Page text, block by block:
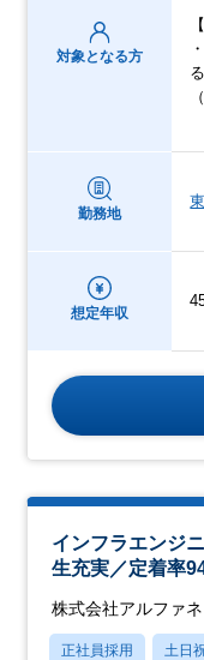
対象となる方
勤務地
想定年収
インフラエンジ
生充実／定着率
株式会社アルファネ
正社員採用 土日